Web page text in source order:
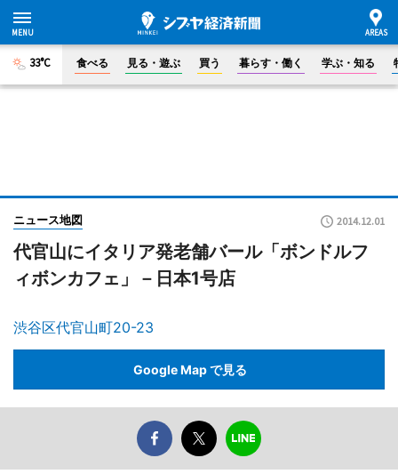
33°C 食べる 見る・遊ぶ 買う 暮らす・働く 学ぶ・知る
ニュース地図 2014.12.01
代官山にイタリア発老舗バール「ボンドルフ
ィボンカフェ」－日本1号店
渋谷区代官山町20-23
Google Map で見る